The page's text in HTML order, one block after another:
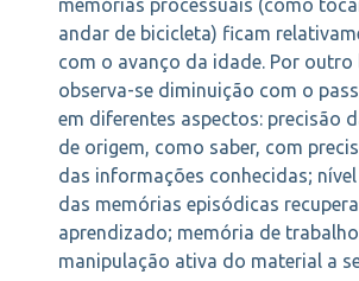
andar de bicicleta) ficam
com o avanço da idade. Por outro
observa-se diminuição com o
em diferentes aspectos: precisão
de origem, como saber, com
das informações conhecidas;
das memórias episódicas
aprendizado; memória de
manipulação ativa do material a